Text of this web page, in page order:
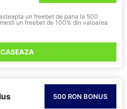
un freebet de pana la 500
un freebet de 100% din valoarea
500 RON BONUS